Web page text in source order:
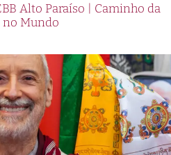
Alto Paraíso | Caminho da
no Mundo